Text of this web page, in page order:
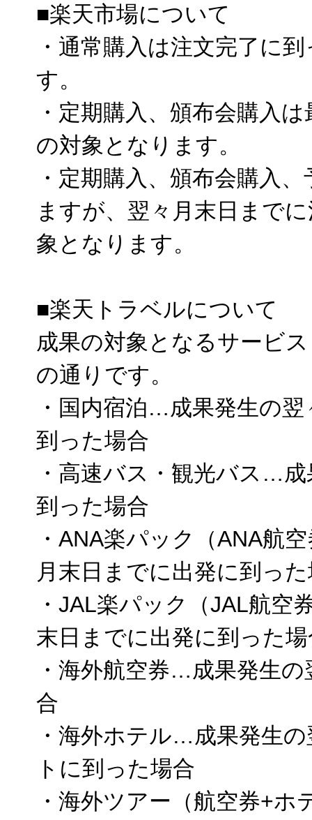
■楽天市場について
・通常購入は注文完了に
す。
・定期購入、頒布会購入
の対象となります。
・定期購入、頒布会購入
ますが、翌々月末日まで
象となります。
■楽天トラベルについて
成果の対象となるサービ
の通りです。
・国内宿泊…成果発生の
到った場合
・高速バス・観光バス…
到った場合
・ANA楽パック（ANA航
月末日までに出発に到っ
・JAL楽パック（JAL航
末日までに出発に到った
・海外航空券…成果発生
合
・海外ホテル…成果発生
トに到った場合
・海外ツアー（航空券+